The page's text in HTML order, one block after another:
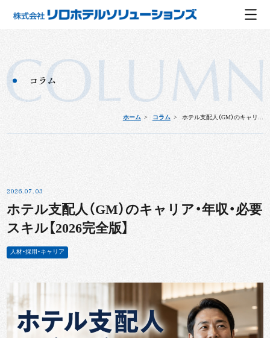
コラム
ホーム コラム ホテル支配人（GM）のキャリ...
2026.07.03
ホテル支配人（GM）のキャリア・年収・必要
スキル【2026完全版】
人材・採用・キャリア